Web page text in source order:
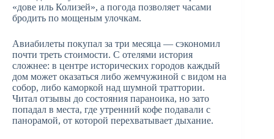
«дове иль Колизей», а погода позволяет часами
бродить по мощеным улочкам.
Авиабилеты покупал за три месяца — сэкономил
почти треть стоимости. С отелями история
сложнее: в центре исторических городов каждый
дом может оказаться либо жемчужиной с видом на
собор, либо каморкой над шумной траттории.
Читал отзывы до состояния параноика, но зато
попадал в места, где утренний кофе подавали с
панорамой, от которой перехватывает дыхание.